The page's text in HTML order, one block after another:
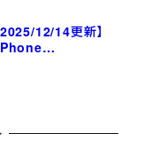
12/14更新】